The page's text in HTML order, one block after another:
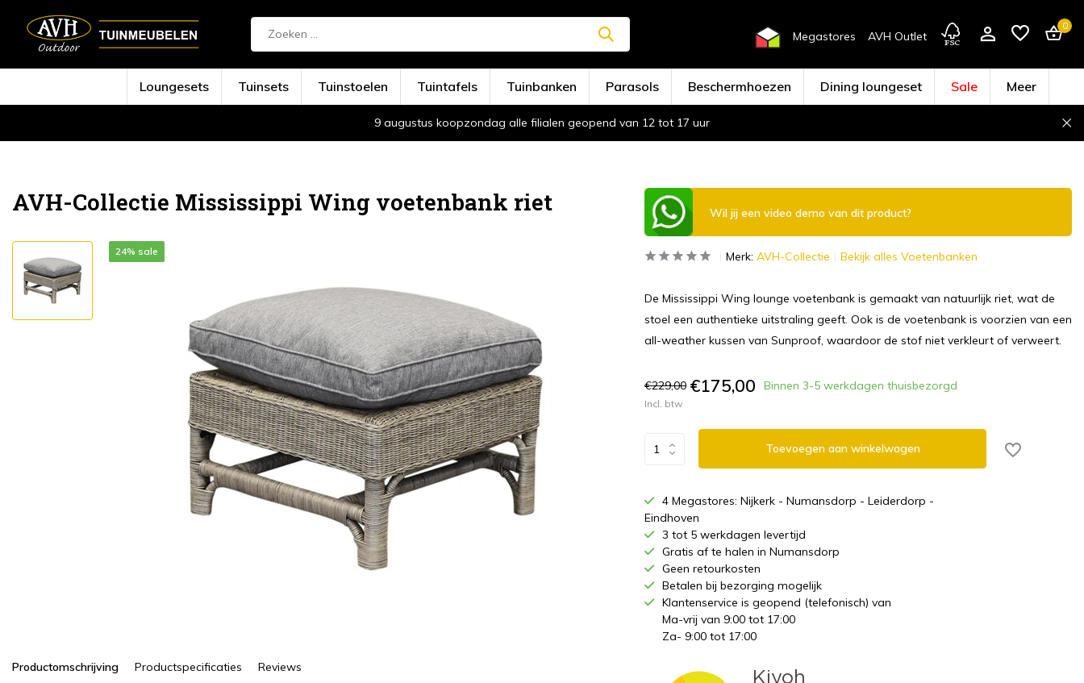
Megastores AVH Outlet
0
Loungesets Tuinsets Tuinstoelen Tuintafels Tuinbanken Parasols Beschermhoezen Dining loungeset Sale Meer
9 augustus koopzondag alle filialen geopend van 12 tot 17 uur
AVH-Collectie Mississippi Wing voetenbank riet
24% sale
Productomschrijving Productspecificaties Reviews
Wil jij een video demo van dit product?
Merk: AVH-Collectie Bekijk alles Voetenbanken
De Mississippi Wing lounge voetenbank is gemaakt van natuurlijk riet, wat de
stoel een authentieke uitstraling geeft. Ook is de voetenbank is voorzien van een
all-weather kussen van Sunproof, waardoor de stof niet verkleurt of verweert.
€229,00 €175,00 Binnen 3-5 werkdagen thuisbezorgd
Incl. btw
Toevoegen aan winkelwagen
4 Megastores: Nijkerk - Numansdorp - Leiderdorp -
Eindhoven
3 tot 5 werkdagen levertijd
Gratis af te halen in Numansdorp
Geen retourkosten
Betalen bij bezorging mogelijk
Klantenservice is geopend (telefonisch) van
Ma-vrij van 9:00 tot 17:00
Za- 9:00 tot 17:00